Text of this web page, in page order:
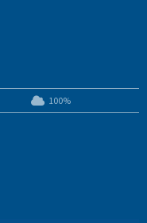
100%